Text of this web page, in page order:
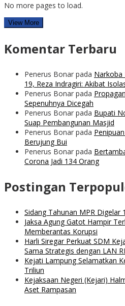
No more pages to load.
View More
Komentar Terbaru
Penerus Bonar pada Narkoba
19, Reza Indragiri: Akibat
Penerus Bonar pada
Sepenuhnya Dicegah
Penerus Bonar pada Bupati
Suap Pembangunan Masjid
Penerus Bonar pada
Berujung Bui
Penerus Bonar pada
Corona Jadi 134 Orang
Postingan
Sidang Tahunan MPR Digelar
Jaksa Agung Gatot Hampir
Memberantas Korupsi
Harli Siregar Perkuat SDM
Sama Strategis dengan LAN RI
Kejati Lampung Selamatkan
Triliun
Kejaksaan Negeri (Kejari)
Aset Rampasan